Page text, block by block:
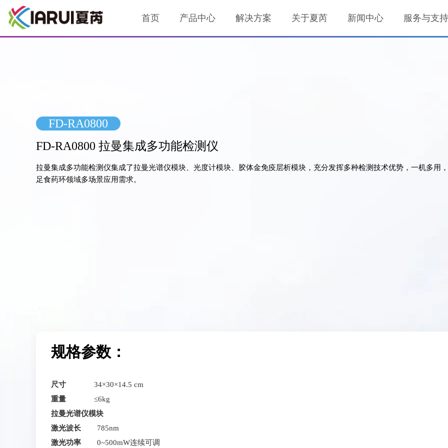
首页 产品中心 解决方案 关于夏芮 新闻中心 服务与支持
FD-RA0800
FD-RA0800 拉曼集成多功能检测仪
拉曼集成多功能检测仪集成了拉曼光谱仪模块、光度计模块、胶体金免疫层析模块，充分发挥多种检测技术优势，一机多用
足食药环领域多场景应用需求。
规格参数：
尺寸
34×30×14.5 cm
重量
≤6kg
拉曼光谱仪模块
激光波长
785nm
激光功率
0~500mW连续可调